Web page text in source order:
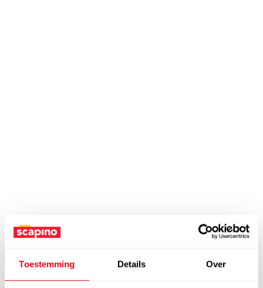
Toestemming Details Over